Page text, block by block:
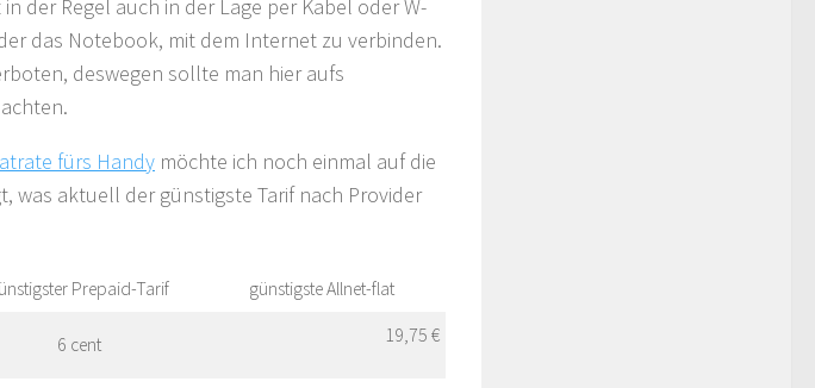
der Regel auch in der Lage per Kabel oder W-
das Notebook, mit dem Internet zu verbinden.
deswegen sollte man hier aufs
fürs Handy möchte ich noch einmal auf die
was aktuell der günstigste Tarif nach Provider
Prepaid-Tarif günstigste Allnet-flat
6 cent 19,75 €